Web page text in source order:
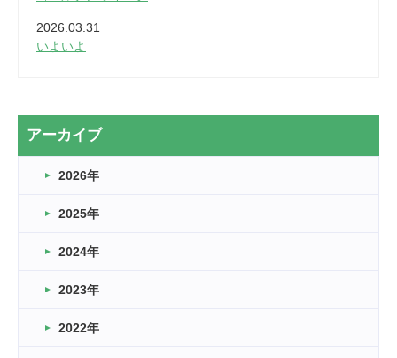
2026.03.31
いよいよ
2026.03.20
なぎなた
2026.03.16
車いすバスケとRくんのお話
卒業・卒園の季節★
2026.03.11
アーカイブ
2026年
2025年
2024年
2023年
2022年